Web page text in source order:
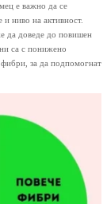
е важно да се
и ниво на активност.
да доведе до повишен
са с понижено
за да подпомогнат